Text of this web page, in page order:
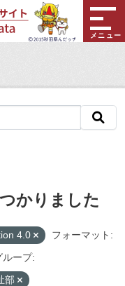
メニュー
かりました
4.0
フォーマット:
ループ:
部